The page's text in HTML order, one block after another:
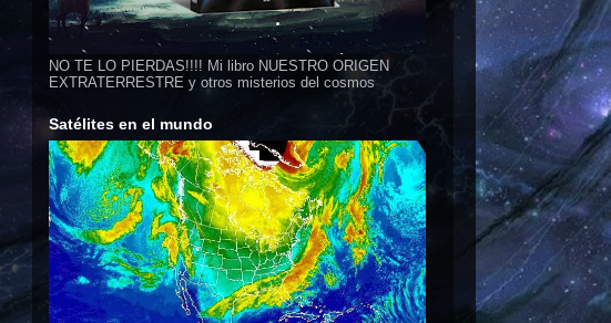
NO TE LO PIERDAS!!!! Mi libro NUESTRO ORIGEN
EXTRATERRESTRE y otros misterios del cosmos
Satélites en el mundo